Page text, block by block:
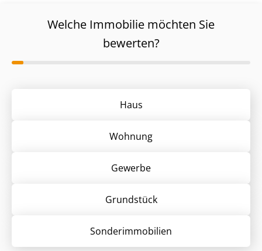
Welche Immobilie möchten Sie
bewerten?
Haus
Wohnung
Gewerbe
Grund­stück
Sonder­immobilien